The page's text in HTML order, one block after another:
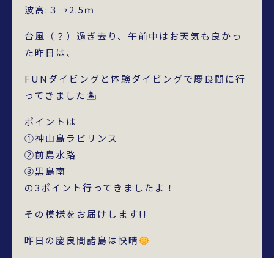
波高:３→2.5ｍ
台風（？）過ぎ去り、午前中はお天気も良かっ
た昨日は、
FUNダイビングと体験ダイビングで慶良間に行
ってきました🏝
ポイントは
①神山島ラビリンス
②前島水路
③黒島南
の3ポイント行ってきましたよ！
その模様をお届けします!!
昨日の慶良間諸島は快晴